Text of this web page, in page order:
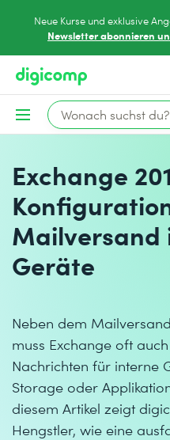
Neue Kurse und exklusive
Newsletter abonnieren
Exchange
Mailversand
Geräte
Neben dem
muss Exchange oft
Nachrichten für interne
Storage oder
diesem Artikel zeigt
Hengstler, wie eine